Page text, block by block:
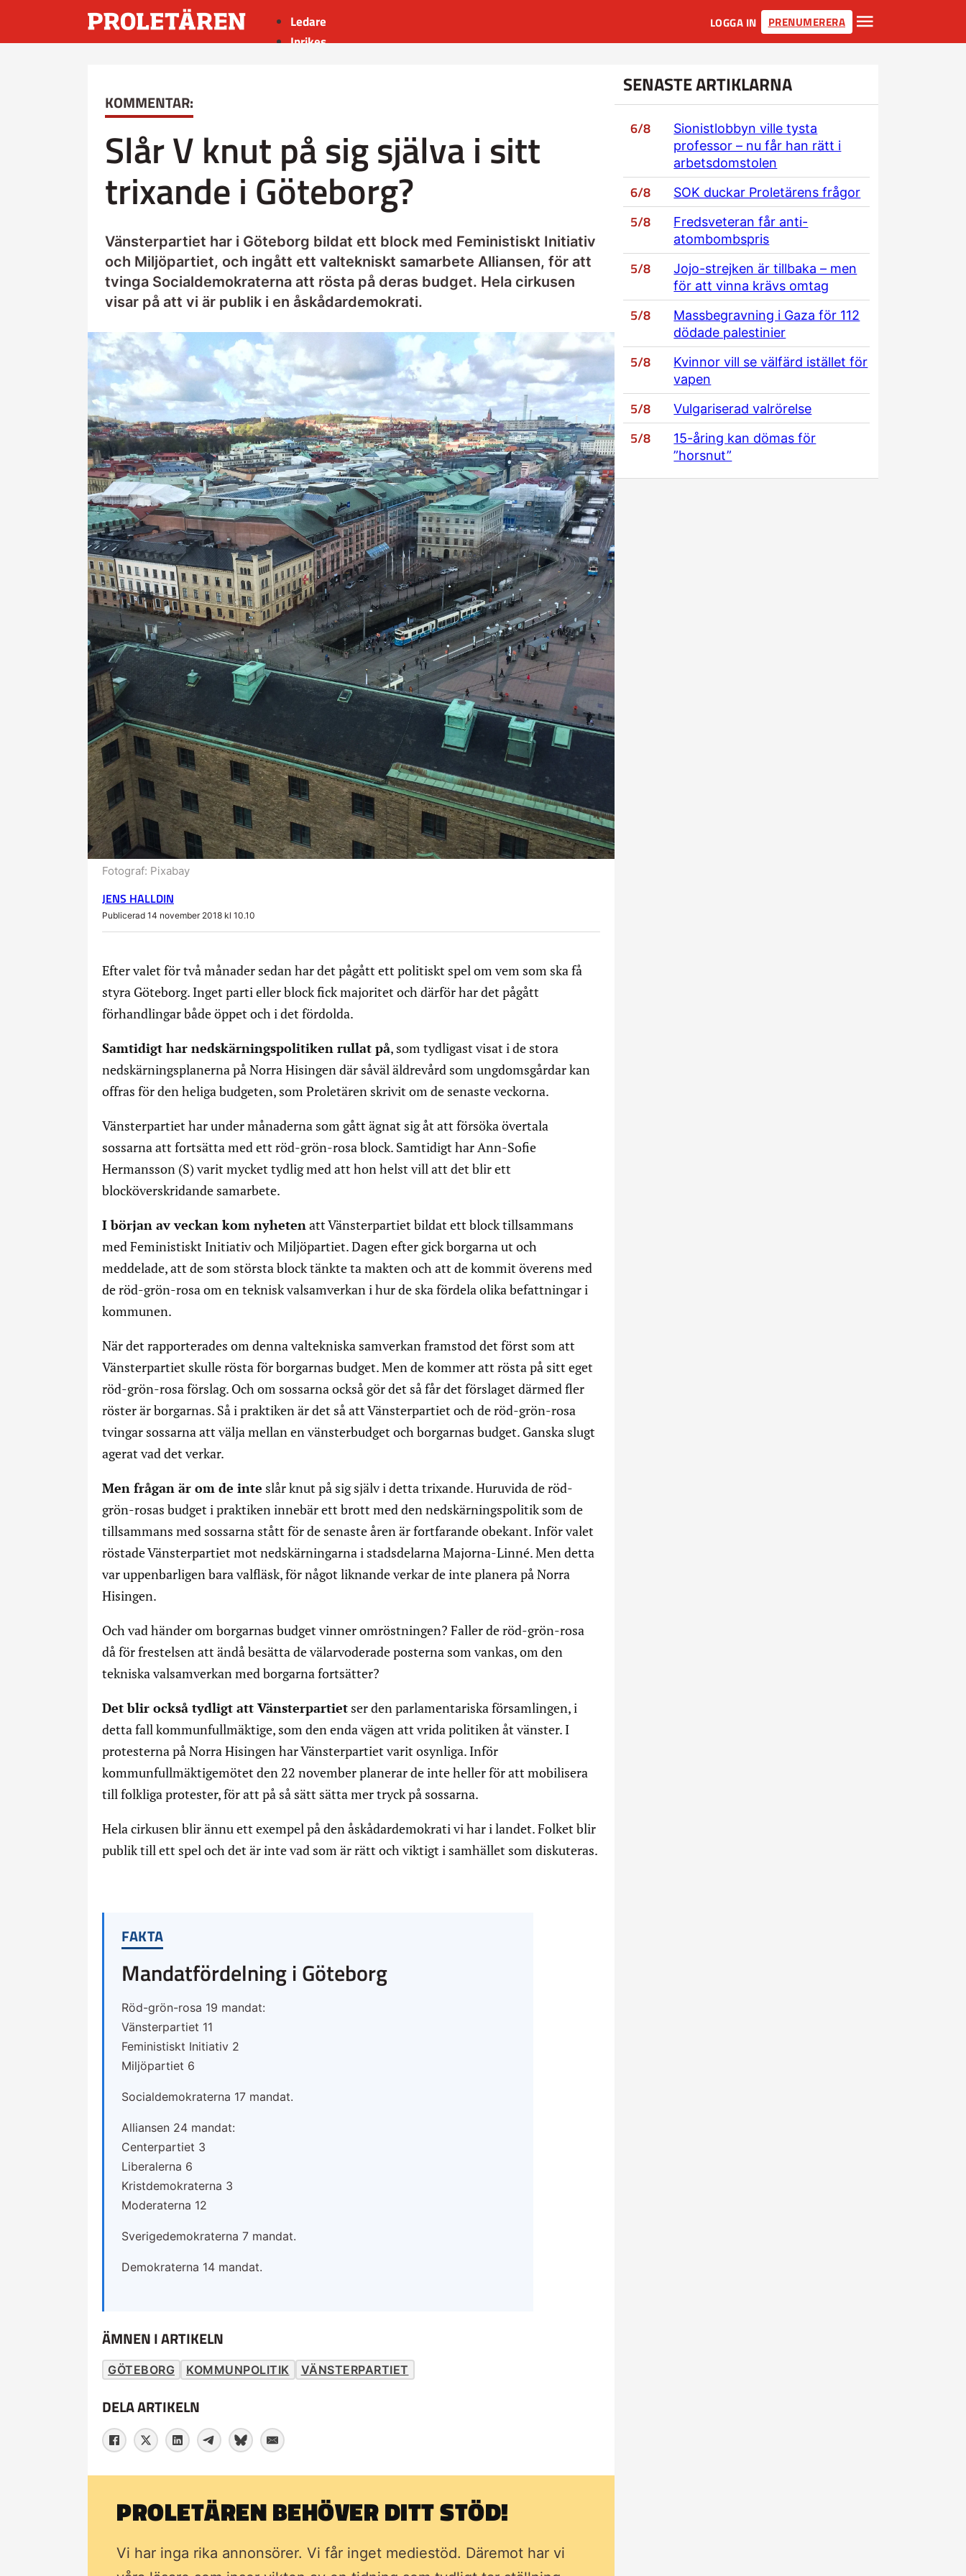
Ledare
Inrikes
LOGGA IN PRENUMERERA
KOMMENTAR:
Slår V knut på sig själva i sitt
trixande i Göteborg?
Vänsterpartiet har i Göteborg bildat ett block med Feministiskt Initiativ
och Miljöpartiet, och ingått ett valtekniskt samarbete Alliansen, för att
tvinga Socialdemokraterna att rösta på deras budget. Hela cirkusen
visar på att vi är publik i en åskådardemokrati.
Fotograf: Pixabay
JENS HALLDIN
Publicerad 14 november 2018 kl 10.10
Efter valet för två månader sedan har det pågått ett politiskt spel om vem som ska få
styra Göteborg. Inget parti eller block fick majoritet och därför har det pågått
förhandlingar både öppet och i det fördolda.
Samtidigt har nedskärningspolitiken rullat på, som tydligast visat i de stora
nedskärningsplanerna på Norra Hisingen där såväl äldrevård som ungdomsgårdar kan
offras för den heliga budgeten, som Proletären skrivit om de senaste veckorna.
Vänsterpartiet har under månaderna som gått ägnat sig åt att försöka övertala
sossarna att fortsätta med ett röd-grön-rosa block. Samtidigt har Ann-Sofie
Hermansson (S) varit mycket tydlig med att hon helst vill att det blir ett
blocköverskridande samarbete.
I början av veckan kom nyhetenatt Vänsterpartiet bildat ett block tillsammans
med Feministiskt Initiativ och Miljöpartiet. Dagen efter gick borgarna ut och
meddelade, att de som största block tänkte ta makten och att de kommit överens med
de röd-grön-rosa om en teknisk valsamverkan i hur de ska fördela olika befattningar i
kommunen.
När det rapporterades om denna valtekniska samverkan framstod det först som att
Vänsterpartiet skulle rösta för borgarnas budget. Men de kommer att rösta på sitt eget
röd-grön-rosa förslag. Och om sossarna också gör det så får det förslaget därmed fler
röster är borgarnas. Så i praktiken är det så att Vänsterpartiet och de röd-grön-rosa
tvingar sossarna att välja mellan en vänsterbudget och borgarnas budget. Ganska slugt
agerat vad det verkar.
Men frågan är om de inte slår knut på sig själv i detta trixande. Huruvida de röd-
grön-rosas budget i praktiken innebär ett brott med den nedskärningspolitik som de
tillsammans med sossarna stått för de senaste åren är fortfarande obekant. Inför valet
röstade Vänsterpartiet mot nedskärningarna i stadsdelarna Majorna-Linné. Men detta
var uppenbarligen bara valfläsk, för något liknande verkar de inte planera på Norra
Hisingen.
Och vad händer om borgarnas budget vinner omröstningen? Faller de röd-grön-rosa
då för frestelsen att ändå besätta de välarvoderade posterna som vankas, om den
tekniska valsamverkan med borgarna fortsätter?
Det blir också tydligt att Vänsterpartiet ser den parlamentariska församlingen, i
detta fall kommunfullmäktige, som den enda vägen att vrida politiken åt vänster. I
protesterna på Norra Hisingen har Vänsterpartiet varit osynliga. Inför
kommunfullmäktigemötet den 22 november planerar de inte heller för att mobilisera
till folkliga protester, för att på så sätt sätta mer tryck på sossarna.
Hela cirkusen blir ännu ett exempel på den åskådardemokrati vi har i landet. Folket blir
publik till ett spel och det är inte vad som är rätt och viktigt i samhället som diskuteras.
FAKTA
Mandatfördelning i Göteborg
Röd-grön-rosa 19 mandat:
Vänsterpartiet 11
Feministiskt Initiativ 2
Miljöpartiet 6
Socialdemokraterna 17 mandat.
Alliansen 24 mandat:
Centerpartiet 3
Liberalerna 6
Kristdemokraterna 3
Moderaterna 12
Sverigedemokraterna 7 mandat.
Demokraterna 14 mandat.
ÄMNEN I ARTIKELN
GÖTEBORG KOMMUNPOLITIK VÄNSTERPARTIET
DELA ARTIKELN
PROLETÄREN BEHÖVER DITT STÖD!
Vi har inga rika annonsörer. Vi får inget mediestöd. Däremot har vi
SENASTE ARTIKLARNA
6/8
Sionistlobbyn ville tysta
professor – nu får han rätt i
arbetsdomstolen
6/8 SOK duckar Proletärens frågor
5/8
Fredsveteran får anti-
atombombspris
5/8
Jojo-strejken är tillbaka – men
för att vinna krävs omtag
5/8
Massbegravning i Gaza för 112
dödade palestinier
5/8
Kvinnor vill se välfärd istället för
vapen
5/8 Vulgariserad valrörelse
5/8
15-åring kan dömas för
”horsnut”